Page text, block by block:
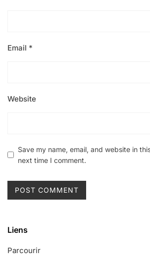
Email *
Website
Save my name, email, and website in
next time I comment.
Liens
Parcourir